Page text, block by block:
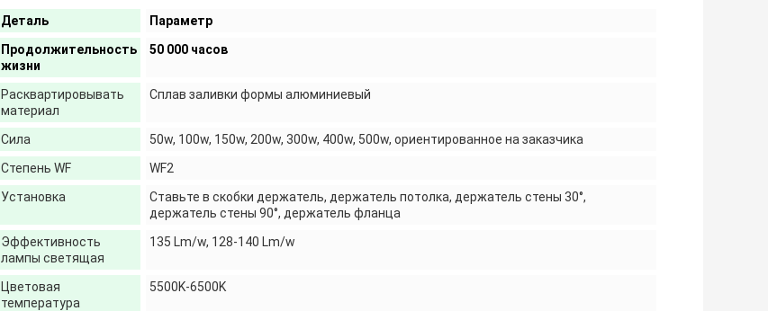
Деталь
Параметр
Продолжительность
жизни
50 000 часов
Расквартировывать
материал
Сплав заливки формы алюминиевый
Сила
50w, 100w, 150w, 200w, 300w, 400w, 500w, ориентированное на заказчика
Степень WF
WF2
Установка
Ставьте в скобки держатель, держатель потолка, держатель стены 30°,
держатель стены 90°, держатель фланца
Эффективность
лампы светящая
135 Lm/w, 128-140 Lm/w
Цветовая
температура
5500K-6500K